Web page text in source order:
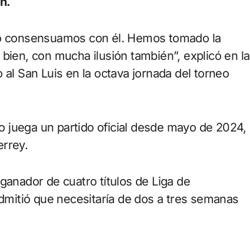
consensuamos con él. Hemos tomado la
con mucha ilusión también”, explicó en la
San Luis en la octava jornada del torneo
juega un partido oficial desde mayo de 2024,
de cuatro títulos de Liga de
que necesitaría de dos a tres semanas